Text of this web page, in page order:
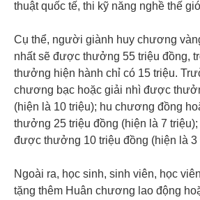
thuật quốc tế, thi kỹ năng nghề thế
Cụ thể, người giành huy chương
nhất sẽ được thưởng 55 triệu đồng,
thưởng hiện hành chỉ có 15 triệu.
chương bạc hoặc giải nhì được
(hiện là 10 triệu); hu chương đồng
thưởng 25 triệu đồng (hiện là 7
được thưởng 10 triệu đồng (hiện là 3
Ngoài ra, học sinh, sinh viên, học
tặng thêm Huân chương lao động